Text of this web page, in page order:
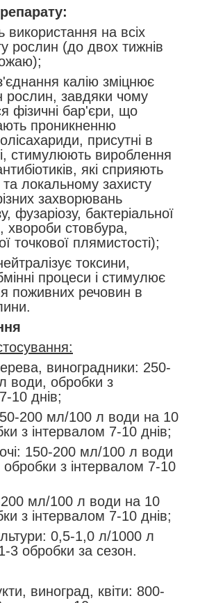
використання на всіх
рослин (до двох тижнів
калію зміцнює
рослин, завдяки чому
фізичні бар'єри, що
проникненню
присутні в
стимулюють вироблення
які сприяють
локальному захисту
захворювань
фузаріозу, бактеріальної
хвороби стовбура,
точкової плямистості);
токсини,
процеси і стимулює
поживних речовин в
виноградники: 250-
води, обробки з
10 днів;
200 мл/100 л води на 10
з інтервалом 7-10 днів;
150-200 мл/100 л води
обробки з інтервалом 7-10
200 мл/100 л води на 10
з інтервалом 7-10 днів;
0,5-1,0 л/1000 л
3 обробки за сезон.
виноград, квіти: 800-